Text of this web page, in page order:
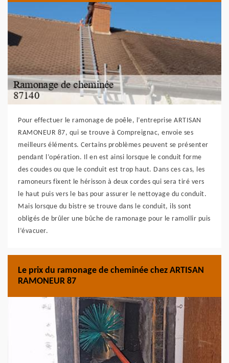
Pour effectuer le ramonage de poêle, l’entreprise ARTISAN
RAMONEUR 87, qui se trouve à Compreignac, envoie ses
meilleurs éléments. Certains problèmes peuvent se présenter
pendant l’opération. Il en est ainsi lorsque le conduit forme
des coudes ou que le conduit est trop haut. Dans ces cas, les
ramoneurs fixent le hérisson à deux cordes qui sera tiré vers
le haut puis vers le bas pour assurer le nettoyage du conduit.
Mais lorsque du bistre se trouve dans le conduit, ils sont
obligés de brûler une bûche de ramonage pour le ramollir puis
l’évacuer.
Le prix du ramonage de cheminée chez ARTISAN
RAMONEUR 87